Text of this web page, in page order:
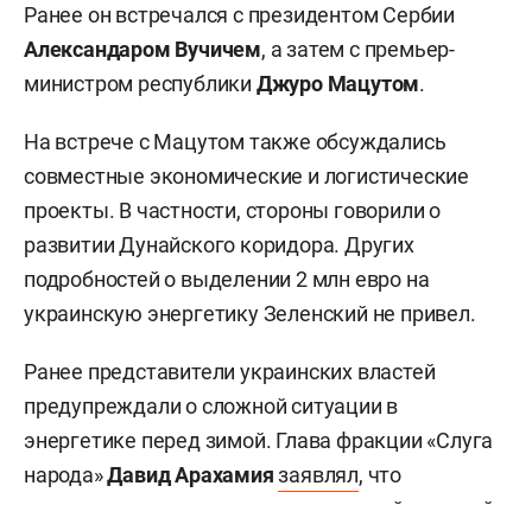
Ранее он встречался с президентом Сербии
Александаром Вучичем, а затем с премьер-
министром республики Джуро Мацутом.
На встрече с Мацутом также обсуждались
совместные экономические и логистические
проекты. В частности, стороны говорили о
развитии Дунайского коридора. Других
подробностей о выделении 2 млн евро на
украинскую энергетику Зеленский не привел.
Ранее представители украинских властей
предупреждали о сложной ситуации в
энергетике перед зимой. Глава фракции «Слуга
народа»Давид Арахамия заявлял, что